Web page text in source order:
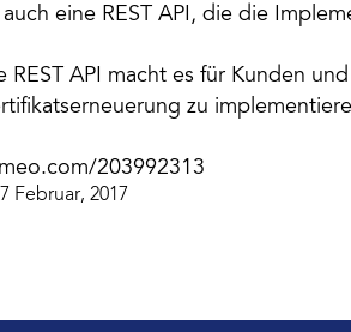
eine REST API, die die
REST API macht es für Kunden
zu
203992313
Februar, 2017